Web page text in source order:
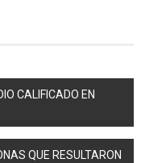
CALIFICADO EN
QUE RESULTARON